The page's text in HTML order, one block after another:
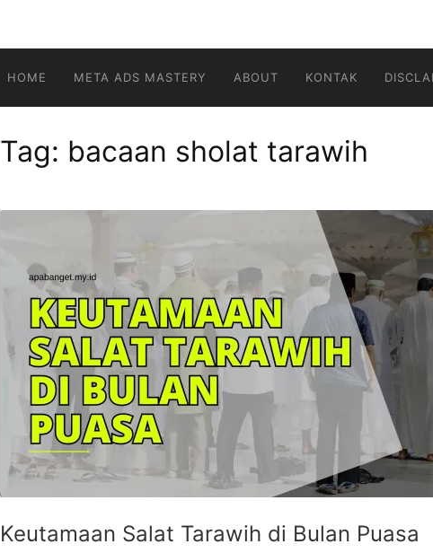
HOME META ADS MASTERY ABOUT KONTAK
Tag: bacaan sholat tarawih
Keutamaan Salat Tarawih di Bulan Puasa